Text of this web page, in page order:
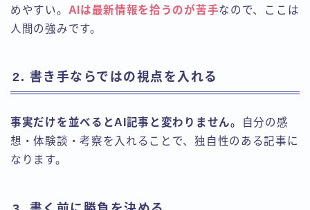
めやすい。 AIは最新情報を拾うのが苦手なので、ここは
人間の強みです。
2. 書き手ならではの視点を入れる
事実だけを並べるとAI記事と変わりません。
自分の感
想・体験談・考察を入れることで、独自性のある記事に
なります。